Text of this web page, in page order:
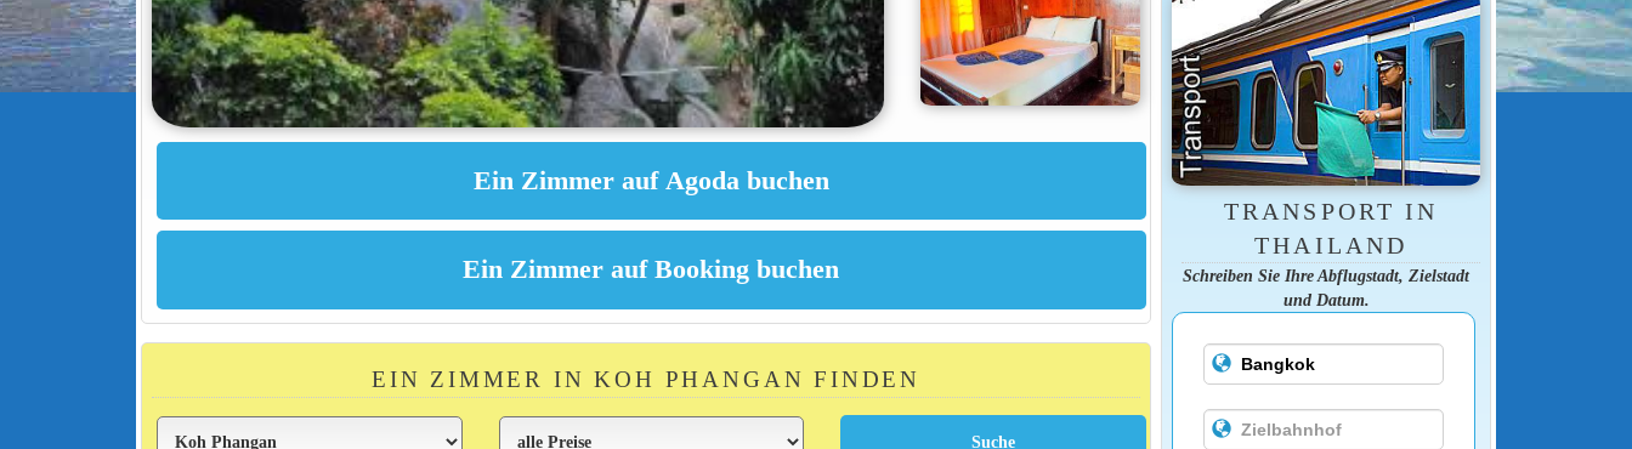
EIN ZIMMER IN KOH PHANGAN FINDEN
TRANSPORT IN
THAILAND
Schreiben Sie Ihre Abflugstadt, Zielstadt
und Datum.